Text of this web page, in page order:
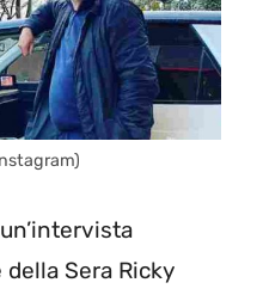
Sera Ricky